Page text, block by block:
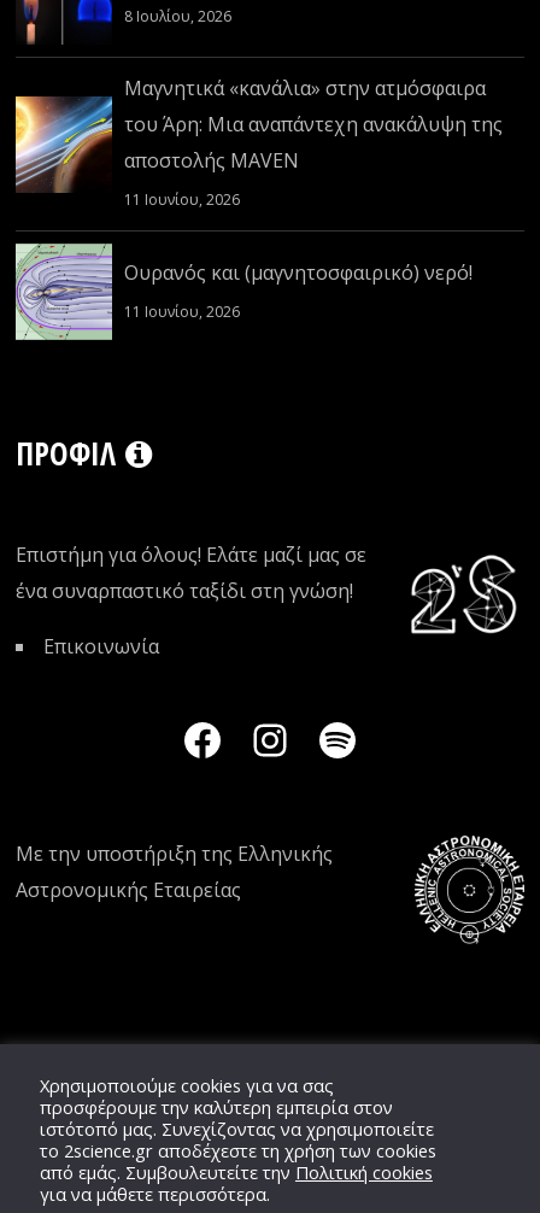
8 Ιουλίου, 2026
Μαγνητικά «κανάλια» στην ατμόσφαιρα
του Άρη: Μια αναπάντεχη ανακάλυψη της
αποστολής MAVEN
11 Ιουνίου, 2026
Ουρανός και (μαγνητοσφαιρικό) νερό!
11 Ιουνίου, 2026
ΠΡΟΦΊΛ
Επιστήμη για όλους! Ελάτε μαζί μας σε
ένα συναρπαστικό ταξίδι στη γνώση!
Επικοινωνία
Με την υποστήριξη της Ελληνικής
Αστρονομικής Εταιρείας
Χρησιμοποιούμε cookies για να σας
προσφέρουμε την καλύτερη εμπειρία στον
ιστότοπό μας. Συνεχίζοντας να χρησιμοποιείτε
το 2science.grαποδέχεστε τη χρήση των cookies
από εμάς. Συμβουλευτείτε την Πολιτική cookies
για να μάθετε περισσότερα.